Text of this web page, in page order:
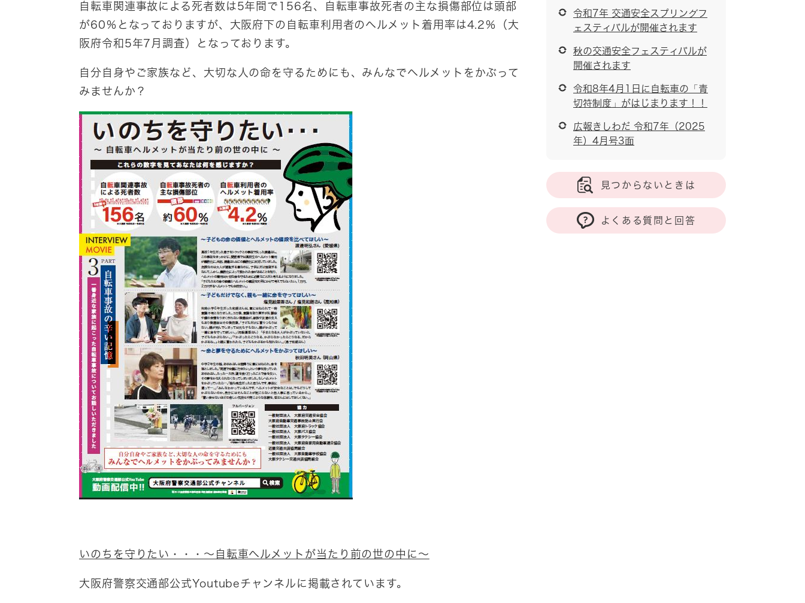
自転車関連事故による死者数は5年間で156名、自転車事故死者の主な損傷部位は頭部
が60％となっておりますが、大阪府下の自転車利用者のヘルメット着用率は4.2％（大
阪府令和5年7月調査）となっております。
自分自身やご家族など、大切な人の命を守るためにも、みんなでヘルメットをかぶって
みませんか？
いのちを守りたい・・・～自転車ヘルメットが当たり前の世の中に～
大阪府警察交通部公式Youtubeチャンネルに掲載されています。
令和7年 交通安全スプリングフ
ェスティバルが開催されます
秋の交通安全フェスティバルが
開催されます
令和8年4月1日に自転車の「青
切符制度」がはじまります！！
広報きしわだ 令和7年（2025
年）4月号3面
見つからないときは
よくある質問と回答